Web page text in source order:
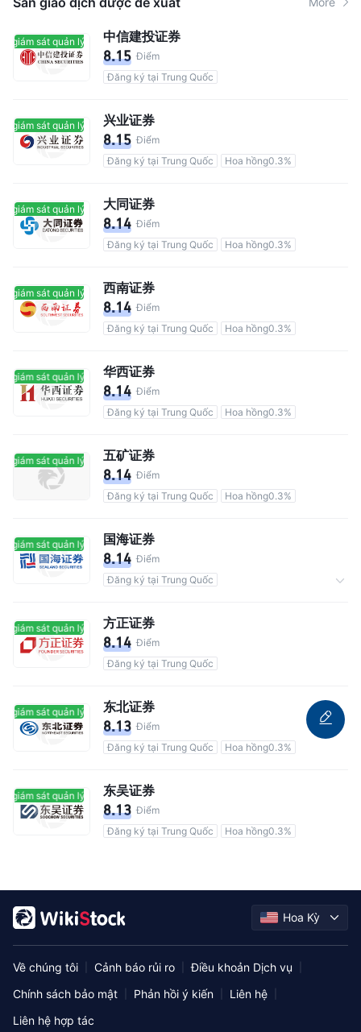
giám sát quản lý Có giám sát quản lý
中信建投证券
8.15 Điểm
Đăng ký tại Trung Quốc
giám sát quản lý Có giám sát quản lý
兴业证券
8.15 Điểm
Đăng ký tại Trung Quốc
Hoa hồng0.3%
giám sát quản lý Có giám sát quản lý
大同证券
8.14 Điểm
Đăng ký tại Trung Quốc
Hoa hồng0.3%
giám sát quản lý Có giám sát quản lý
西南证券
8.14 Điểm
Đăng ký tại Trung Quốc
Hoa hồng0.3%
giám sát quản lý Có giám sát quản lý
华西证券
8.14 Điểm
Đăng ký tại Trung Quốc
Hoa hồng0.3%
giám sát quản lý Có giám sát quản lý
五矿证券
8.14 Điểm
Đăng ký tại Trung Quốc
Hoa hồng0.3%
giám sát quản lý Có giám sát quản lý
国海证券
8.14 Điểm
Đăng ký tại Trung Quốc
giám sát quản lý Có giám sát quản lý
方正证券
8.14 Điểm
Đăng ký tại Trung Quốc
giám sát quản lý Có giám sát quản lý
东北证券
8.13 Điểm
Đăng ký tại Trung Quốc
Hoa hồng0.3%
giám sát quản lý Có giám sát quản lý
东吴证券
8.13 Điểm
Đăng ký tại Trung Quốc
Hoa hồng0.3%
Hoa Kỳ
Về chúng tôi Cảnh báo rủi ro Điều khoản Dịch vụ
Chính sách bảo mật Phản hồi ý kiến Liên hệ
Liên hệ hợp tác